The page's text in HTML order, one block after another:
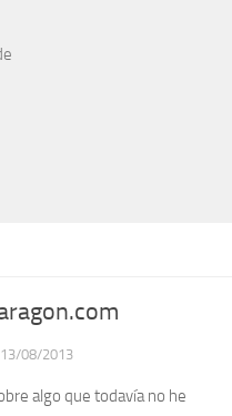
13/08/2013
algo que todavía no he